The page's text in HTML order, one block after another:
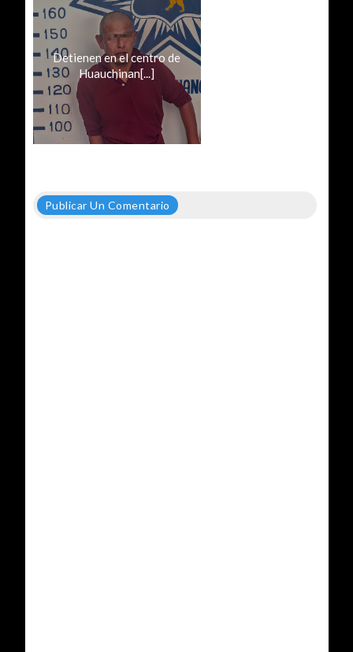
Detienen en el centro de
Huauchinan[...]
Publicar Un Comentario